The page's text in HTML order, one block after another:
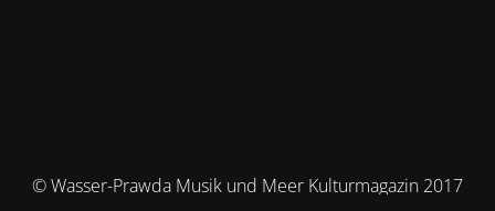
© Wasser-Prawda Musik und Meer Kulturmagazin 2017